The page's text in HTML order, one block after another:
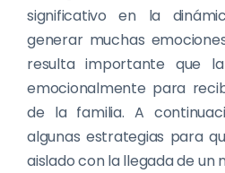
significativo en la
generar muchas
resulta importante que
emocionalmente para
de la familia. A
algunas estrategias para
aislado con la llegada de un